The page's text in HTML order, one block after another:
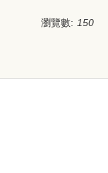
瀏覽數: 150